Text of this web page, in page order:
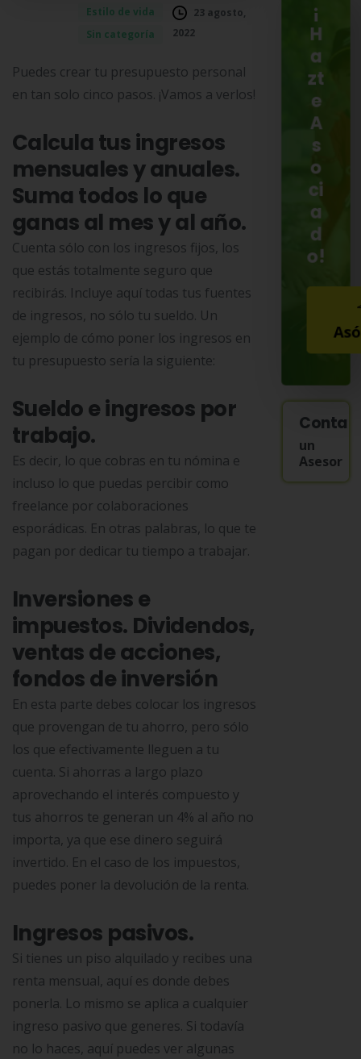
Estilo de vida
Sin categoría
23 agosto,
2022
Puedes crear tu presupuesto personal
en tan solo cinco pasos. ¡Vamos a verlos!
Calcula tus ingresos
mensuales y anuales.
Suma todos lo que
ganas al mes y al año.
Cuenta sólo con los ingresos fijos, los
que estás totalmente seguro que
recibirás. Incluye aquí todas tus fuentes
de ingresos, no sólo tu sueldo. Un
ejemplo de cómo poner los ingresos en
tu presupuesto sería la siguiente:
Sueldo e ingresos por
trabajo.
Es decir, lo que cobras en tu nómina e
incluso lo que puedas percibir como
freelance por colaboraciones
esporádicas. En otras palabras, lo que te
pagan por dedicar tu tiempo a trabajar.
Inversiones e
impuestos. Dividendos,
ventas de acciones,
fondos de inversión
En esta parte debes colocar los ingresos
que provengan de tu ahorro, pero sólo
los que efectivamente lleguen a tu
cuenta. Si ahorras a largo plazo
aprovechando el interés compuesto y
tus ahorros te generan un 4% al año no
importa, ya que ese dinero seguirá
invertido. En el caso de los impuestos,
puedes poner la devolución de la renta.
Ingresos pasivos.
Si tienes un piso alquilado y recibes una
renta mensual, aquí es donde debes
ponerla. Lo mismo se aplica a cualquier
ingreso pasivo que generes. Si todavía
no lo haces, aquí puedes ver algunas
¡
H
a
zt
e
A
s
o
ci
a
d
o!
un
Asesor